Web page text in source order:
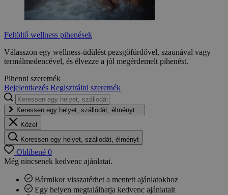
Feltöltő wellness pihenések
Válasszon egy wellness-üdülést pezsgőfürdővel, szaunával vagy
termálmedencével, és élvezze a jól megérdemelt pihenést.
Pihenni szeretnék
Bejelentkezés Regisztrálni szeretnék
Keressen egy helyet, szállodát, élményt...
Közel
Keressen egy helyet, szállodát, élményt
Oblíbené 0
Még nincsenek kedvenc ajánlatai.
Bármikor visszatérhet a mentett ajánlatokhoz
Egy helyen megtalálhatja kedvenc ajánlatait